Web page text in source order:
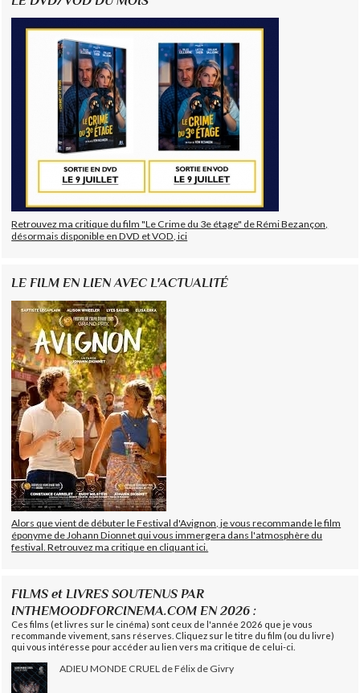
Retrouvez ma critique du film "Le Crime du 3e étage" de Rémi Bezançon,
désormais disponible en DVD et VOD, ici
LE FILM EN LIEN AVEC L'ACTUALITÉ
Alors que vient de débuter le Festival d'Avignon, je vous recommande le film
éponyme de Johann Dionnet qui vous immergera dans l'atmosphère du
festival. Retrouvez ma critique en cliquant ici.
FILMS et LIVRES SOUTENUS PAR
INTHEMOODFORCINEMA.COM EN 2026 :
Ces films (et livres sur le cinéma) sont ceux de l'année 2026 que je vous
recommande vivement, sans réserves. Cliquez sur le titre du film (ou du livre)
qui vous intéresse pour accéder au lien vers ma critique de celui-ci.
ADIEU MONDE CRUEL de Félix de Givry